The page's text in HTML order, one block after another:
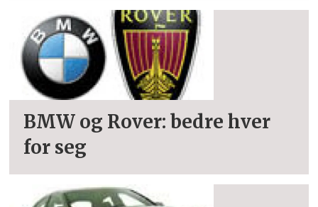
BMW og Rover: bedre hver
for seg